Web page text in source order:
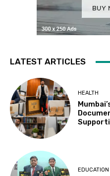
LATEST ARTICLES
HEALTH
EDUCATION